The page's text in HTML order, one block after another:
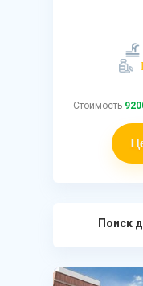
Стоимость
Поиск